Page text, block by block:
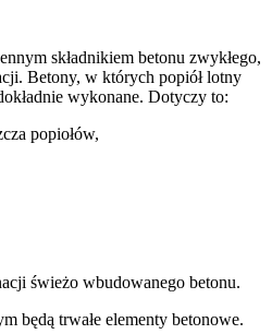
składnikiem betonu zwykłego,
Betony, w których popiół lotny
wykonane. Dotyczy to:
popiołów,
świeżo wbudowanego betonu.
będą trwałe elementy betonowe.